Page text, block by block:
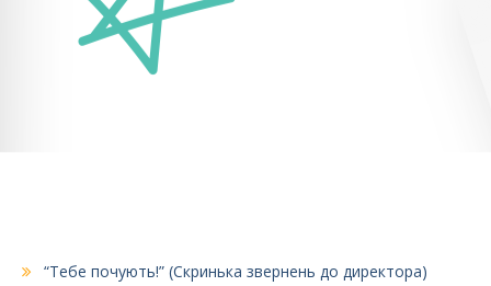
“Тебе почують!” (Скринька звернень до директора)